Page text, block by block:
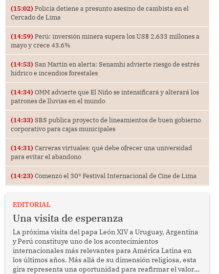
(15:02) Policía detiene a presunto asesino de cambista en el
Cercado de Lima
(14:59) Perú: inversión minera supera los US$ 2,633 millones a
mayo y crece 43.6%
(14:53) San Martín en alerta: Senamhi advierte riesgo de estrés
hídrico e incendios forestales
(14:34) OMM advierte que El Niño se intensificará y alterará los
patrones de lluvias en el mundo
(14:33) SBS publica proyecto de lineamientos de buen gobierno
corporativo para cajas municipales
(14:31) Carreras virtuales: qué debe ofrecer una universidad
para evitar el abandono
(14:23) Comenzó el 30° Festival Internacional de Cine de Lima
EDITORIAL
Una visita de esperanza
La próxima visita del papa León XIV a Uruguay, Argentina
y Perú constituye uno de los acontecimientos
internacionales más relevantes para América Latina en
los últimos años. Más allá de su dimensión religiosa, esta
gira representa una oportunidad para reafirmar el valor